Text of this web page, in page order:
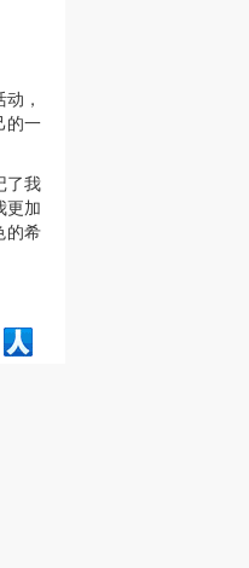
，
的一
了我
更加
的希